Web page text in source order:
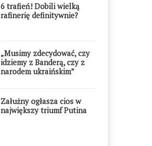
6 trafień! Dobili wielką
rafinerię definitywnie?
„Musimy zdecydować, czy
idziemy z Banderą, czy z
narodem ukraińskim”
Załużny ogłasza cios w
największy triumf Putina